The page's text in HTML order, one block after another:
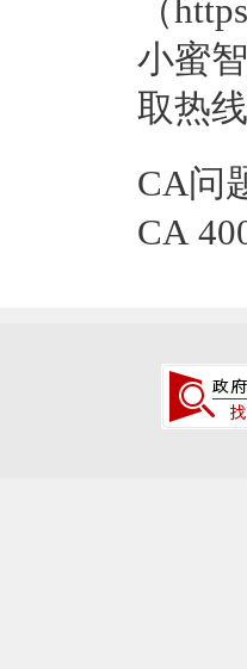
（
小蜜
取热
CA问
CA